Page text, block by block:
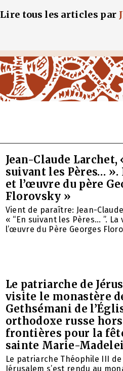
Lire tous les articles par
Jean-Claude Larchet,
suivant les Pères… ».
et l’œuvre du père
Florovsky »
Vient de paraître: Jean-
« “En suivant les Pères… ”. La
l’œuvre du Père Georges
Le patriarche de
visite le monastère
Gethsémani de
orthodoxe russe hors
frontières pour la
sainte Marie-
Le patriarche Théophile III de
Jérusalem s’est rendu au